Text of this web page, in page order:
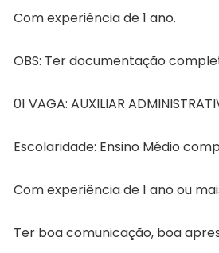
Com experiência de 1 ano.
OBS: Ter documentação
01 VAGA: AUXILIAR
Escolaridade: Ensino Médio
Com experiência de 1 ano ou
Ter boa comunicação, boa